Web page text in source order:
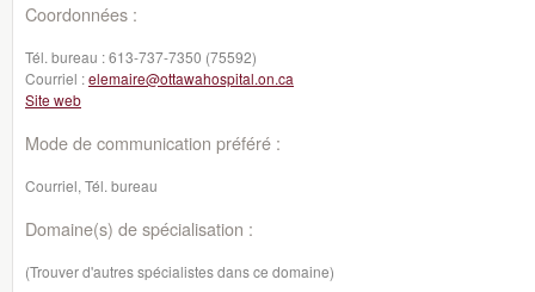
Coordonnées :
Tél. bureau :613-737-7350 (75592)
Courriel :elemaire@ottawahospital.on.ca
Site web
Mode de communication préféré :
Courriel, Tél. bureau
Domaine(s) de spécialisation :
(Trouver d'autres spécialistes dans ce domaine)